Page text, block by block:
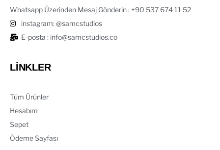
Whatsapp Üzerinden Mesaj Gönderin : +90 537 674 11 52‬
instagram: @samcstudios
E-posta : info@samcstudios.co
LİNKLER
Tüm Ürünler
Hesabım
Sepet
Ödeme Sayfası